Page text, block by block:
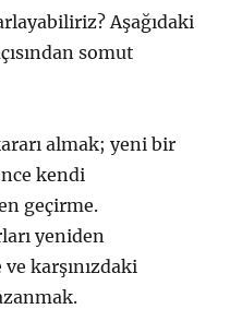
Aşağıdaki
somut
almak; yeni bir
kendi
geçirme.
yeniden
karşınızdaki